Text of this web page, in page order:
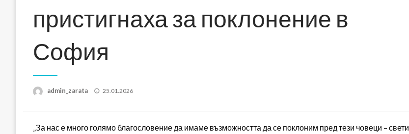
пристигнаха за поклонение в
София
admin_zarata
Posted
25.01.2026
„За нас е много голямо благословение да имаме възможността да се поклоним пред тези човеци – свети